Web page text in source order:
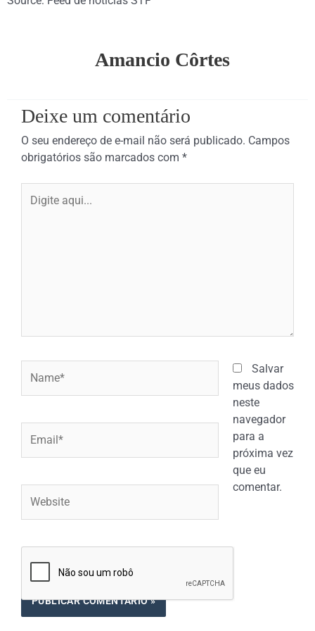
Amancio Côrtes
Deixe um comentário
O seu endereço de e-mail não será publicado. Campos
obrigatórios são marcados com *
aqui...
Salvar
meus dados
neste
navegador
para a
próxima vez
que eu
comentar.